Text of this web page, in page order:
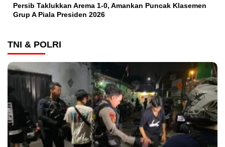
Persib Taklukkan Arema 1-0, Amankan Puncak Klasemen
Grup A Piala Presiden 2026
TNI & POLRI